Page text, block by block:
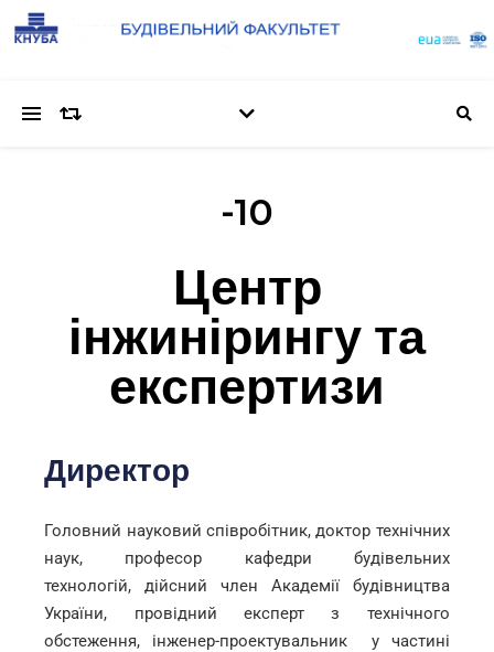
-10
Центр
інжинірингу та
експертизи
Директор
Головний науковий співробітник, доктор технічних
наук, професор кафедри будівельних
технологій, дійсний член Академії будівництва
України, провідний експерт з технічного
обстеження, інженер-проектувальник у частині